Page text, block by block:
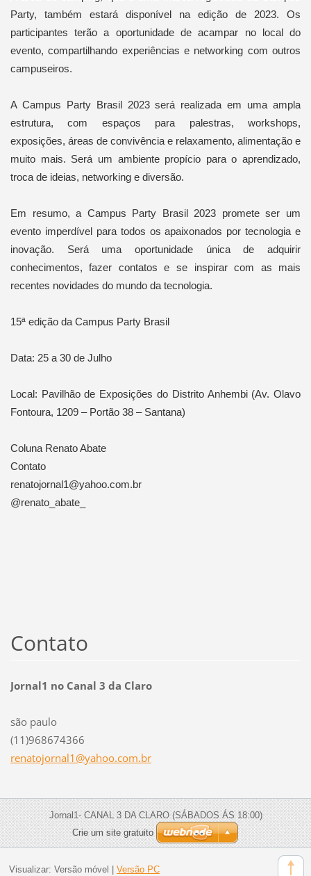
Party, também estará disponível na edição de 2023. Os
participantes terão a oportunidade de acampar no local do
evento, compartilhando experiências e networking com outros
campuseiros.
A Campus Party Brasil 2023 será realizada em uma ampla
estrutura, com espaços para palestras, workshops,
exposições, áreas de convivência e relaxamento, alimentação e
muito mais. Será um ambiente propício para o aprendizado,
troca de ideias, networking e diversão.
Em resumo, a Campus Party Brasil 2023 promete ser um
evento imperdível para todos os apaixonados por tecnologia e
inovação. Será uma oportunidade única de adquirir
conhecimentos, fazer contatos e se inspirar com as mais
recentes novidades do mundo da tecnologia.
15ª edição da Campus Party Brasil
Data: 25 a 30 de Julho
Local: Pavilhão de Exposições do Distrito Anhembi (Av. Olavo
Fontoura, 1209 – Portão 38 – Santana)
Coluna Renato Abate
Contato
renatojornal1@yahoo.com.br
@renato_abate_
Contato
Jornal1 no Canal 3 da Claro
são paulo
(11)968674366
renatojornal1@yahoo.com.br
Jornal1- CANAL 3 DA CLARO (SÁBADOS ÁS 18:00)
Crie um site gratuito
Visualizar: Versão móvel | Versão PC